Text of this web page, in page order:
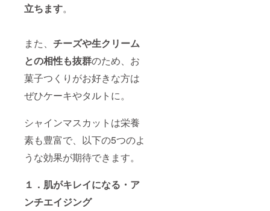
立ちます。
また、 チーズや生クリーム
との相性も抜群のため、お
菓子つくりがお好きな方は
ぜひケーキやタルトに。
シャインマスカットは栄養
素も豊富で、以下の5つのよ
うな効果が期待できます。
１．肌がキレイになる・ア
ンチエイジング